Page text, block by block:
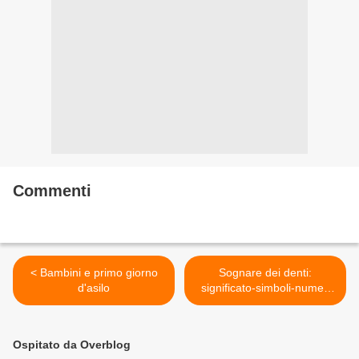
Commenti
< Bambini e primo giorno
d'asilo
Sognare dei denti:
significato-simboli-numeri
da giocare >
Ospitato da Overblog